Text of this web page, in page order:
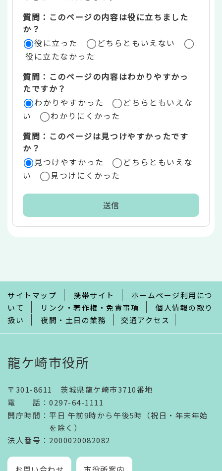
ツ
評
価
リ
ア
質問：このページの内容は役に立ちました
か？
役に立った
どちらともいえない
役に立たなかった
質問：このページの内容はわかりやすかっ
たですか？
わかりやすかった
どちらともいえな
い
わかりにくかった
質問：このページは見つけやすかったです
か？
見つけやすかった
どちらともいえな
い
見つけにくかった
で
サイトマップ 携帯サイト
ホームページ利用につ
いて
リンク・著作権・免責事項
個人情報の取り
扱い
夜間・土日の業務 交通アクセス
龍ケ崎市役所
〒301-8611 茨城県龍ケ崎市3710番地
電話 ： 0297-64-1111
開庁時間 ： 平日 午前9時から午後5時（祝日・年末年始
を除く）
法人番号 ：2000020082082